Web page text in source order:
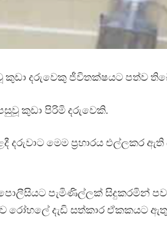
කුඩා දරුවෙකු ජීවිතක්ෂයට පත්ව
කුඩා පිරිමි දරුවෙකි.
දරුවාට මෙම ප්‍රහාරය එල්ලකර
පැමිණිල්ලක් සිදුකරමින්
රෝහලේ දැඩි සත්කාර ඒකකයට